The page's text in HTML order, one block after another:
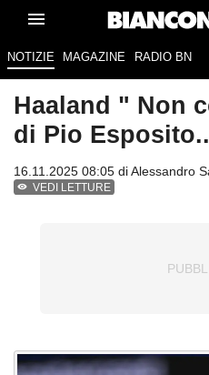
NOTIZIE MAGAZINE RADIO BN
Haaland " Non
di Pio
16.11.2025 08:05 diAlessandro
VEDI LETTURE